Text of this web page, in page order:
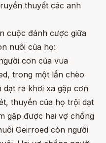
thuyết các anh
cuộc đánh cược giữa
nuôi của họ:
con của vua
trong một lần chèo
dạt ra khơi xa gặp cơn
thuyền của họ trội dạt
gặp được hai vợ chồng
Geirroed còn người